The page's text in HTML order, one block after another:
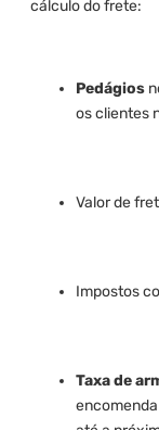
cálculo do frete:
Pedágios
os clientes
Valor de
Impostos
Taxa de